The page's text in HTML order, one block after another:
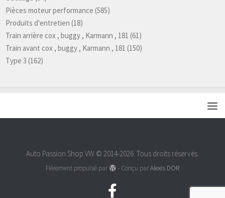
Pièces moteur performance (585)
Produits d'entretien (18)
Train arrière cox , buggy , Karmann , 181 (61)
Train avant cox , buggy , Karmann , 181 (150)
Type 3 (162)
Auto Passion Shop VW © 2014-2026. Tous droits réservés.
Fièrement propulsé par - Conçu parAlexis DOR